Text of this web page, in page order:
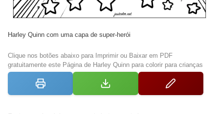
Harley Quinn com uma capa de super-herói
Clique nos botões abaixo para Imprimir ou Baixar em PDF
gratuitamente este Página de Harley Quinn para colorir para crianças